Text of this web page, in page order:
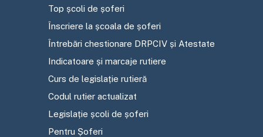
Top școli de șoferi
Înscriere la școala de șoferi
Întrebări chestionare DRPCIV și Atestate
Indicatoare și marcaje rutiere
Curs de legislație rutieră
Codul rutier actualizat
Legislație școli de șoferi
Pentru Șoferi